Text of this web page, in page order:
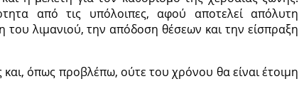
από τις υπόλοιπες, αφού αποτελεί απόλυτη
του λιμανιού, την απόδοση θέσεων και την είσπραξη
και, όπως προβλέπω, ούτε του χρόνου θα είναι έτοιμη